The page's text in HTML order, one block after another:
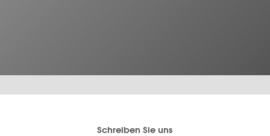
Schreiben Sie uns